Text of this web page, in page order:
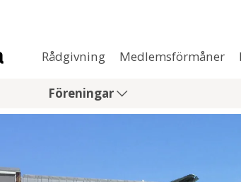
Rådgivning Medlemsförmåner
Föreningar